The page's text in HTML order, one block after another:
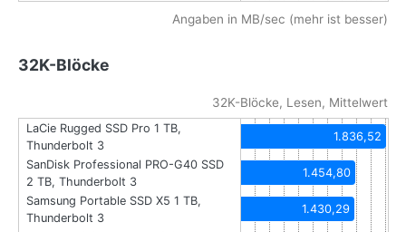
Angaben in MB/sec (mehr ist besser)
32K-Blöcke
32K-Blöcke, Lesen, Mittelwert
LaCie Rugged SSD Pro 1 TB,
Thunderbolt 3
1.836,52
SanDisk Professional PRO-G40 SSD
2 TB, Thunderbolt 3
1.454,80
Samsung Portable SSD X5 1 TB,
Thunderbolt 3
1.430,29